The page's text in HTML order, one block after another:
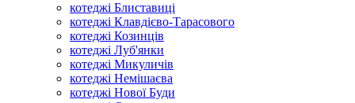
котеджі Блиставиці
котеджі Клавдієво-Тарасового
котеджі Козинців
котеджі Луб'янки
котеджі Микуличів
котеджі Немішаєва
котеджі Нової Буди